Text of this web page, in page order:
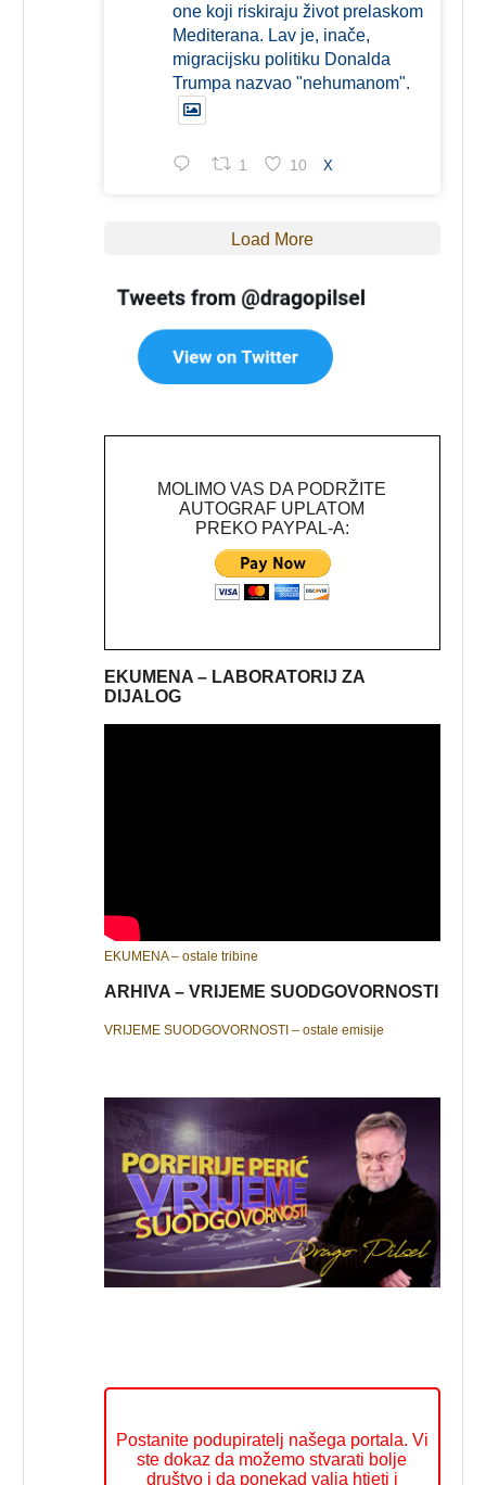
one koji riskiraju život prelaskom
Mediterana. Lav je, inače,
migracijsku politiku Donalda
Trumpa nazvao "nehumanom".
1 10 X
Load More
MOLIMO VAS DA PODRŽITE
AUTOGRAF UPLATOM
PREKO PAYPAL-A:
EKUMENA – LABORATORIJ ZA
DIJALOG
EKUMENA – ostale tribine
ARHIVA – VRIJEME SUODGOVORNOSTI
VRIJEME SUODGOVORNOSTI – ostale emisije
Postanite podupiratelj našega portala. Vi
ste dokaz da možemo stvarati bolje
društvo i da ponekad valja htjeti i